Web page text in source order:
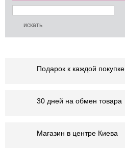
Подарок к каждой покупке
30 дней на обмен товара
Магазин в центре Киева